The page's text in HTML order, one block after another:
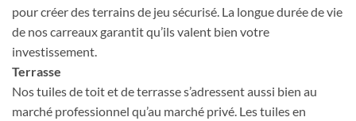
pour créer des terrains de jeu sécurisé. La longue durée de vie
de nos carreaux garantit qu’ils valent bien votre
investissement.
Terrasse
Nos tuiles de toit et de terrasse s’adressent aussi bien au
marché professionnel qu’au marché privé. Les tuiles en